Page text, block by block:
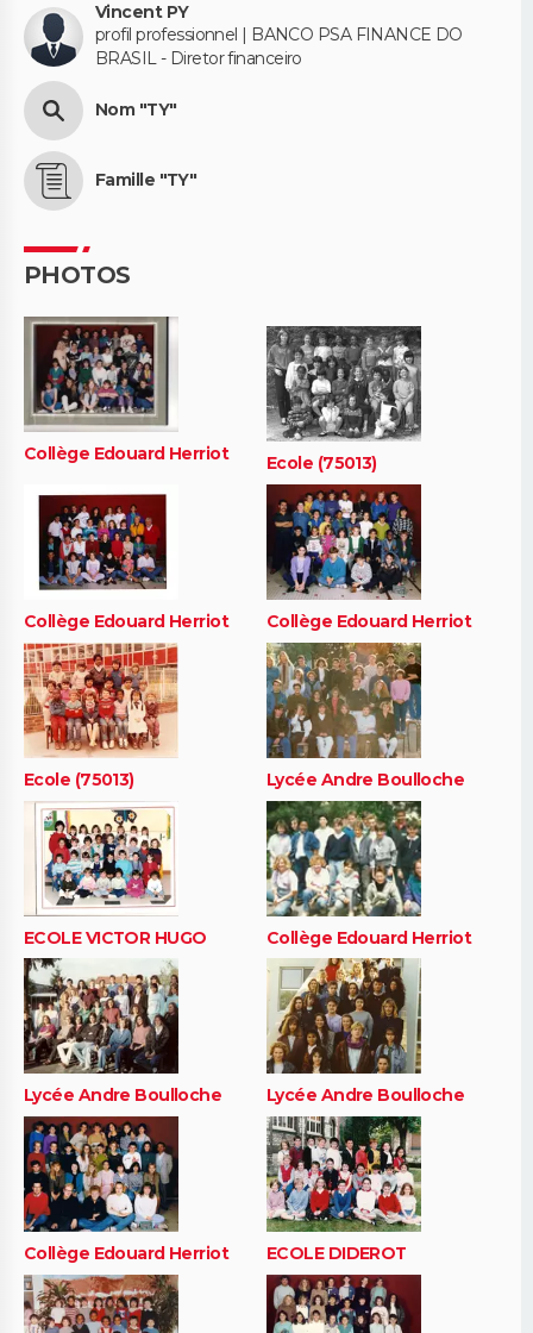
Vincent PY
profil professionnel | BANCO PSA FINANCE DO
BRASIL - Diretor financeiro
Nom "TY"
Famille "TY"
PHOTOS
Collège Edouard Herriot Ecole (75013)
Collège Edouard Herriot Collège Edouard Herriot
Ecole (75013) Lycée Andre Boulloche
ECOLE VICTOR HUGO Collège Edouard Herriot
Lycée Andre Boulloche Lycée Andre Boulloche
Collège Edouard Herriot ECOLE DIDEROT